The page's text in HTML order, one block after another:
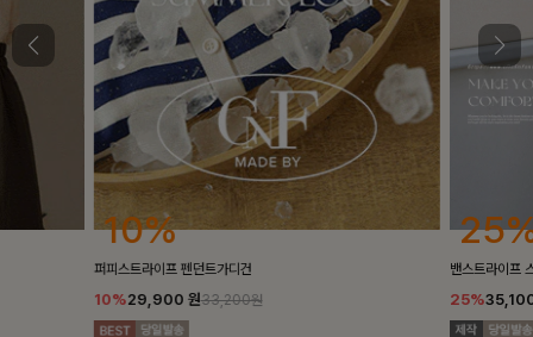
25%
밴스트라이프 스트링원피스
25%35,100 원46,800원
10%
[5천장돌파/
10%